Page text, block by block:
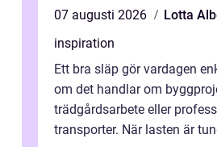
07 augusti 2026
Lotta
inspiration
Ett bra släp gör vardagen
om det handlar om
trädgårdsarbete eller
transporter. När lasten är